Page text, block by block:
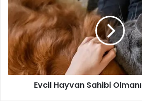
Evcil Hayvan Sahibi